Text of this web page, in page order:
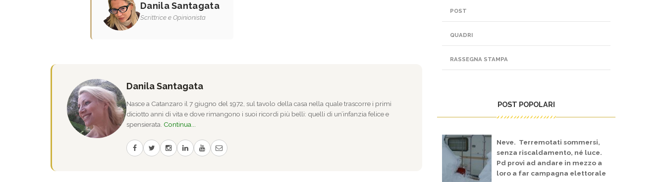
Danila Santagata
Scrittrice e Opinionista
Danila Santagata
Nasce a Catanzaro il 7 giugno del 1972, sul tavolo della casa nella quale trascorre i primi
diciotto anni di vita e dove rimangono i suoi ricordi più belli: quelli di un’infanzia felice e
spensierata. Continua...
POST
QUADRI
RASSEGNA STAMPA
POST POPOLARI
Neve. Terremotati sommersi,
senza riscaldamento, né luce.
Pd provi ad andare in mezzo a
loro a far campagna elettorale